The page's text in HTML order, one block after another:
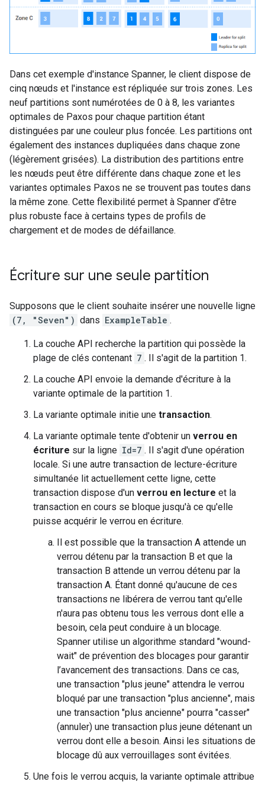
Dans cet exemple d'instance Spanner, le client dispose de
cinq nœuds et l'instance est répliquée sur trois zones. Les
neuf partitions sont numérotées de 0 à 8, les variantes
optimales de Paxos pour chaque partition étant
distinguées par une couleur plus foncée. Les partitions ont
également des instances dupliquées dans chaque zone
(légèrement grisées). La distribution des partitions entre
les nœuds peut être différente dans chaque zone et les
variantes optimales Paxos ne se trouvent pas toutes dans
la même zone. Cette flexibilité permet à Spanner d’être
plus robuste face à certains types de profils de
chargement et de modes de défaillance.
Écriture sur une seule partition
Supposons que le client souhaite insérer une nouvelle ligne
(7, "Seven") dans ExampleTable .
La couche API recherche la partition qui possède la
plage de clés contenant 7 . Il s'agit de la partition 1.
La couche API envoie la demande d'écriture à la
variante optimale de la partition 1.
La variante optimale initie une transaction.
La variante optimale tente d'obtenir un verrou en
écriture sur la ligne Id=7 . Il s'agit d'une opération
locale. Si une autre transaction de lecture-écriture
simultanée lit actuellement cette ligne, cette
transaction dispose d'un verrou en lecture et la
transaction en cours se bloque jusqu'à ce qu'elle
puisse acquérir le verrou en écriture.
Il est possible que la transaction A attende un
verrou détenu par la transaction B et que la
transaction B attende un verrou détenu par la
transaction A. Étant donné qu'aucune de ces
transactions ne libérera de verrou tant qu'elle
n'aura pas obtenu tous les verrous dont elle a
besoin, cela peut conduire à un blocage.
Spanner utilise un algorithme standard "wound-
wait" de prévention des blocages pour garantir
l’avancement des transactions. Dans ce cas,
une transaction "plus jeune" attendra le verrou
bloqué par une transaction "plus ancienne", mais
une transaction "plus ancienne" pourra "casser"
(annuler) une transaction plus jeune détenant un
verrou dont elle a besoin. Ainsi les situations de
blocage dû aux verrouillages sont évitées.
Une fois le verrou acquis, la variante optimale attribue